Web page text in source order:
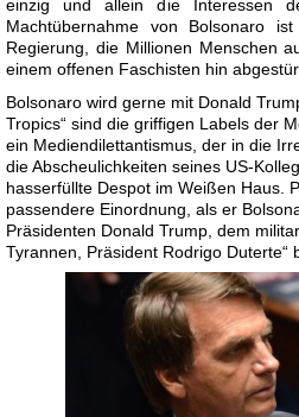
einzig und allein die Interessen
Machtübernahme von Bolsonaro
Regierung, die Millionen Menschen
einem offenen Faschisten hin
Bolsonaro wird gerne mit Donald
Tropics“ sind die griffigen Labels der
ein Mediendilettantismus, der in die
die Abscheulichkeiten seines US-
hasserfüllte Despot im Weißen Haus.
passendere Einordnung, als er
Präsidenten Donald Trump, dem
Tyrannen, Präsident Rodrigo Duterte“